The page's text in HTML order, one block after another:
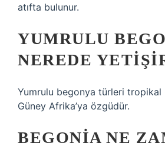
atıfta bulunur.
YUMRULU
NEREDE
Yumrulu begonya türleri tropikal
Güney Afrika’ya özgüdür.
BEGONIA NE